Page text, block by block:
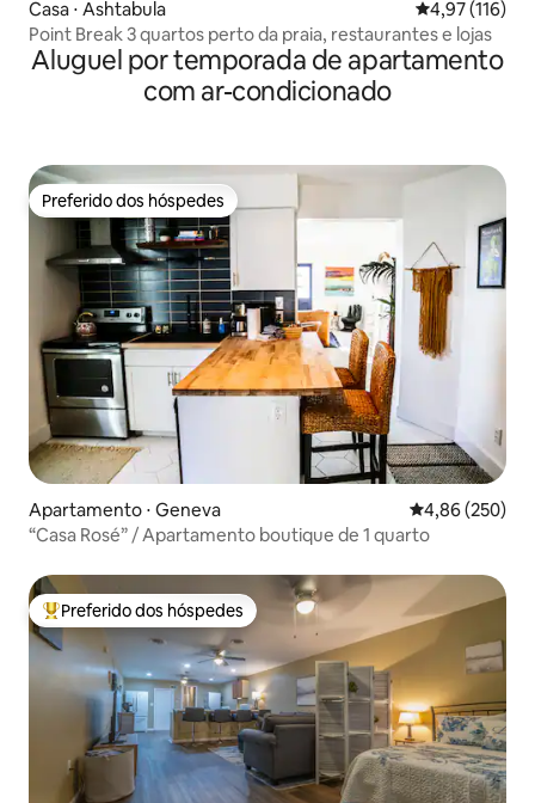
Casa ⋅ Ashtabula 4,97 de uma
4,97 (116)
Point Break 3 quartos perto da praia, restaurantes e lojas
Aluguel por temporada de apartamento
com ar-condicionado
Preferido dos hóspedes
Preferido dos hóspedes
Apartamento ⋅ Geneva 4,86 de uma
4,86 (250)
“Casa Rosé” / Apartamento boutique de 1 quarto
Entre os melhores preferidos dos hóspedes
Preferido dos hóspedes